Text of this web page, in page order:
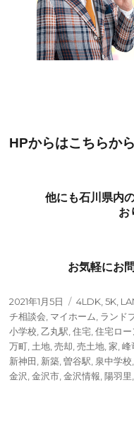
HPからはこちらから
他にも石川県内の土
お
お気軽にお
投
稿
日:
2021年1月5日
タ
グ
4LDK ,5K
チ相談会 マイホーム ランド
小学校 ,乙丸駅 ,住宅 ,住宅ロー
万町 土地 ,売却 ,売土地 ,家 ,峰
新神田 新築 ,曽谷駅 泉中学校
金沢 ,金沢市 ,金沢情報 ,陽羽里